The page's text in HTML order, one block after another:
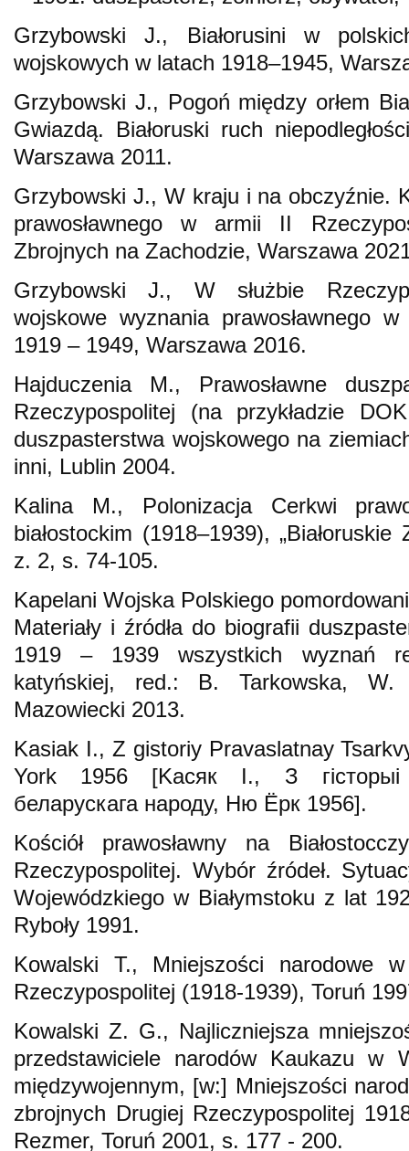
Grzybowski J., Białorusini w
wojskowych w latach 1918–1945,
Grzybowski J., Pogoń między orłem
Gwiazdą. Białoruski ruch
Warszawa 2011.
Grzybowski J., W kraju i na obczyźnie.
prawosławnego w armii II
Zbrojnych na Zachodzie, Warszawa
Grzybowski J., W służbie
wojskowe wyznania prawosławnego
1919 – 1949, Warszawa 2016.
Hajduczenia M., Prawosławne
Rzeczypospolitej (na przykładzie
duszpasterstwa wojskowego na
inni, Lublin 2004.
Kalina M., Polonizacja Cerkwi
białostockim (1918–1939),
z. 2, s. 74-105.
Kapelani Wojska Polskiego
Materiały i źródła do biografii
1919 – 1939 wszystkich wyznań
katyńskiej, red.: B. Tarkowska, W.
Mazowiecki 2013.
Kasiak I., Z gistoriy Pravaslatnay
York 1956 [Kaсяк I., З гісторыі
беларускага народу, Ню Ёрк 1956].
Kościół prawosławny na
Rzeczypospolitej. Wybór źródeł.
Wojewódzkiego w Białymstoku z lat
Ryboły 1991.
Kowalski T., Mniejszości narodowe
Rzeczypospolitej (1918-1939), Toruń
Kowalski Z. G., Najliczniejsza
przedstawiciele narodów Kaukazu w
międzywojennym, [w:] Mniejszości
zbrojnych Drugiej Rzeczypospolitej
Rezmer, Toruń 2001, s. 177 - 200.